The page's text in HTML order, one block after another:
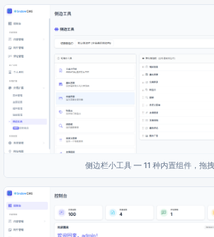
侧边栏小工具 — 11 种内置组件，拖